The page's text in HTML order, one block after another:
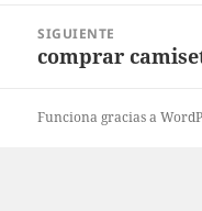
SIGUIENTE
Entrada
comprar
Funciona gracias a